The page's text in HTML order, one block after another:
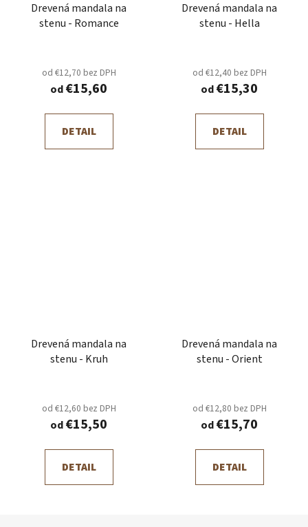
Drevená mandala na
stenu - Romance
od €12,70 bez DPH
od€15,60
DETAIL
Drevená mandala na
stenu - Hella
od €12,40 bez DPH
od€15,30
DETAIL
Drevená mandala na
stenu - Kruh
od €12,60 bez DPH
od€15,50
DETAIL
Drevená mandala na
stenu - Orient
od €12,80 bez DPH
od€15,70
DETAIL